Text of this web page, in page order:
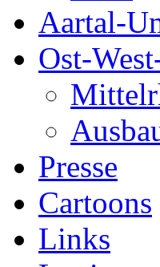
Aartal-
Ost-
Presse
Cartoons
Links